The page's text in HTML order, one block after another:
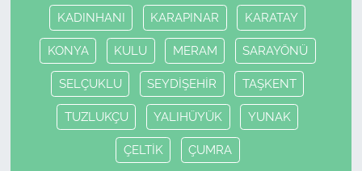
KADINHANI KARAPINAR KARATAY
KONYA KULU MERAM SARAYÖNÜ
SELÇUKLU SEYDİŞEHİR TAŞKENT
TUZLUKÇU YALIHÜYÜK YUNAK
ÇELTİK ÇUMRA